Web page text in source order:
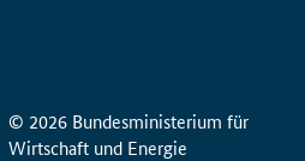
© 2026 Bundesministerium für
Wirtschaft und Energie